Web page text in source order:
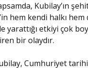
Kubilay’ın
hem kendi halkı hem
yarattığı etkiyi çok
bir olaydır.
Cumhuriyet